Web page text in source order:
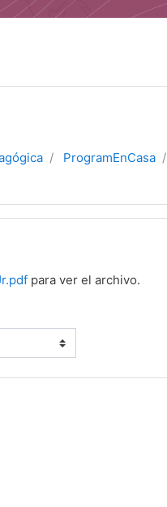
ProgramEnCasa
para ver el archivo.